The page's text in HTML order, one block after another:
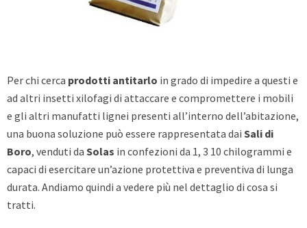
Per chi cerca prodotti antitarlo in grado di impedire a questi e
ad altri insetti xilofagi di attaccare e compromettere i mobili
e gli altri manufatti lignei presenti all’interno dell’abitazione,
una buona soluzione può essere rappresentata dai Sali di
Boro, venduti da Solas in confezioni da 1, 3 10 chilogrammi e
capaci di esercitare un’azione protettiva e preventiva di lunga
durata. Andiamo quindi a vedere più nel dettaglio di cosa si
tratti.